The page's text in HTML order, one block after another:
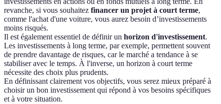
revanche, si vous souhaitez financer un projet à court terme,
comme l'achat d'une voiture, vous aurez besoin d’investissements
moins risqués.
Il est également essentiel de définir un horizon d'investissement.
Les investissements à long terme, par exemple, permettent souvent
de prendre davantage de risques, car le marché a tendance à se
stabiliser avec le temps. À l'inverse, un horizon à court terme
nécessite des choix plus prudents.
En définissant clairement vos objectifs, vous serez mieux préparé à
choisir un bon investissement qui répond à vos besoins spécifiques
et à votre situation.